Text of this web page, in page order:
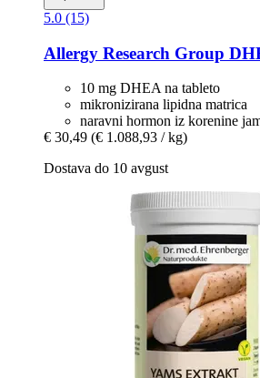
5.0 (15)
Allergy Research Group
10 mg DHEA na tableto
mikronizirana lipidna matrica
naravni hormon iz korenine
€ 30,49 (€ 1.088,93 / kg)
Dostava do 10 avgust